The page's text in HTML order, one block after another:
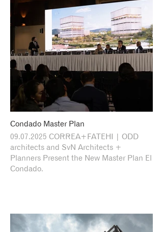
Condado Master Plan
09.07.2025 CORREA+FATEHI | ODD
architects and SvN Architects +
Planners Present the New Master Plan El
Condado.